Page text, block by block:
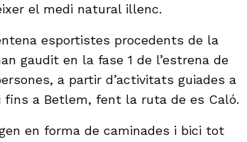
el medi natural illenc.
esportistes procedents de la
gaudit en la fase 1 de l’estrena de
a partir d’activitats guiades a
fins a Betlem, fent la ruta de es Caló.
en forma de caminades i bici tot